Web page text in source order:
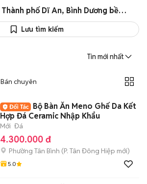
205 Bàn ghế sofa Thành phố Dĩ An, Bình Dương bền tốt giá rẻ
Lưu tìm kiếm
Tin mới nhất
Bán chuyên
Bộ Bàn Ăn Meno Ghế Da Kết
Hợp Đá Ceramic Nhập Khẩu
Mới Đá
4.300.000 đ
Phường Tân Bình (P. Tân Đông Hiệp mới)
5.0